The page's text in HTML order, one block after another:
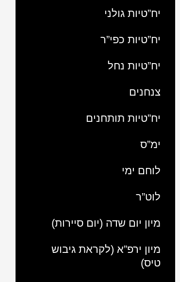
יח”טיות גולני
יח”טיות כפי”ר
יח”טיות נחל
צנחנים
יח”טיות תותחנים
ימ”ס
לוחם ימי
לוט”ר
מיון יום שדה (יום סיירות)
מיון ירפ”א (לקראת גיבוש
טיס)